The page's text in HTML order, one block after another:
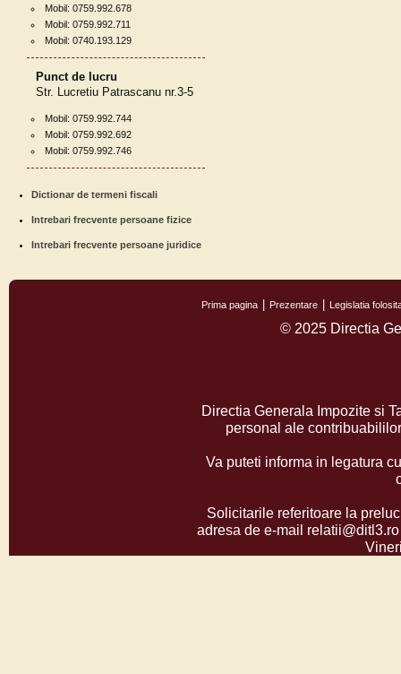
Mobil: 0759.992.678
Mobil: 0759.992.711
Mobil: 0740.193.129
Punct de lucru
Str. Lucretiu Patrascanu nr.3-5
Mobil: 0759.992.744
Mobil: 0759.992.692
Mobil: 0759.992.746
Dictionar de termeni fiscali
Intrebari frecvente persoane fizice
Intrebari frecvente persoane juridice
Prima pagina Prezentare Legislatia
© 2025 Directia
Directia Generala Impozite si
personal ale
Va puteti informa in legatura
Solicitarile referitoare la
adresa de e-mail